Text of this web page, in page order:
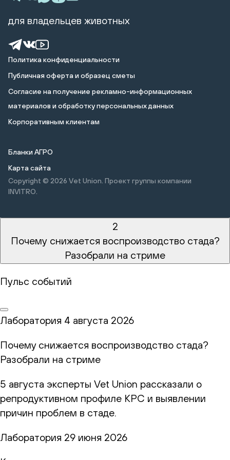
Политика конфиденциальности
Публичная оферта и образец сметы
Cогласие на получение рекламно-информационных
материалов и обработку персональных данных
Корпоративным клиентам
Бланки АГРО
Карта сайта
Copyright © 2026 Vet Union. Проект группы компании
INVITRO.
для владельцев животных
2
Почему снижается воспроизводство стада?
Разобрали на стриме
Пульс событий
Лаборатория 4 августа 2026
Почему снижается воспроизводство стада?
Разобрали на стриме
5 августа эксперты Vet Union рассказали о
репродуктивном профиле КРС и выявлении
причин проблем в стаде.
Лаборатория 29 июня 2026